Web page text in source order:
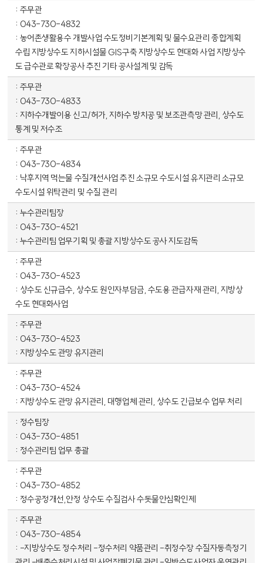
주무관
043-730-4832
농어촌생활용수 개발사업 수도정비기본계획 및 물수요관리 종합계획
수립 지방상수도 지하시설물 GIS구축 지방상수도 현대화 사업 지방상수
도 급수관로 확장공사 추진 기타 공사설계 및 감독
주무관
043-730-4833
지하수개발이용 신고/허가, 지하수 방치공 및 보조관측망 관리, 상수도
통계 및 저수조
주무관
043-730-4834
낙후지역 먹는물 수질개선사업 추진 소규모 수도시설 유지관리 소규모
수도시설 위탁관리 및 수질 관리
누수관리팀장
043-730-4521
누수관리팀 업무기획 및 총괄 지방상수도 공사 지도감독
주무관
043-730-4523
상수도 신규급수, 상수도 원인자부담금, 수도용 관급자재 관리, 지방상
수도 현대화사업
주무관
043-730-4523
지방상수도 관망 유지관리
주무관
043-730-4524
지방상수도 관망 유지관리, 대행업체 관리, 상수도 긴급보수 업무 처리
정수팀장
043-730-4851
정수관리팀 업무 총괄
주무관
043-730-4852
정수공정개선,안정 상수도 수질검사 수돗물안심확인제
주무관
043-730-4854
-지방상수도 정수처리 -정수처리 약품관리 -취정수장 수질자동측정기